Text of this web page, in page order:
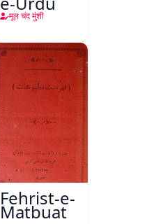
मूल चंद मुंशी
Fehrist-e-
Matbuat